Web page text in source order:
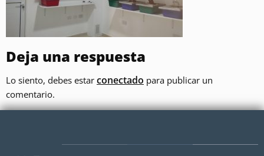
Deja una respuesta
Lo siento, debes estar conectado para publicar un
comentario.